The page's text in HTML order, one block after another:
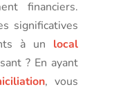
financiers.
significatives
à un local
? En ayant
, vous